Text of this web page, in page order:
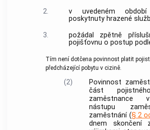
2.
v uvedeném
poskytnuty hrazené
3.
požádal zpětně
pojišťovnu o postup
Tím není dotčena povinnost platit
předcházející pobytu v cizině.
(2) Povinnost
část
zaměstnance
nástupu
zaměstnání(§ 2
dnem skončení